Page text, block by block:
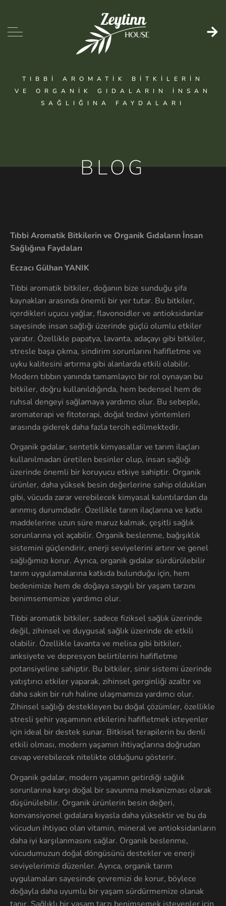
TIBBI AROMATIK BITKILERIN
VE ORGANIK GIDALARIN İNSAN
SAĞLIĞINA FAYDALARI
BLOG
Tıbbi Aromatik Bitkilerin ve Organik Gıdaların İnsan
Sağlığına Faydaları
Eczacı Gülhan YANIK
Tıbbi aromatik bitkiler, doğanın bize sunduğu şifa
kaynakları arasında önemli bir yer tutar. Bu bitkiler,
içerdikleri uçucu yağlar, flavonoidler ve antioksidanlar
sayesinde insan sağlığı üzerinde güçlü olumlu etkiler
yaratır. Özellikle papatya, lavanta, adaçayı gibi bitkiler,
stresle başa çıkma, sindirim sorunlarını hafifletme ve
uyku kalitesini artırma gibi alanlarda etkili olabilir.
Modern tıbbın yanında tamamlayıcı bir rol oynayan bu
bitkiler, doğru kullanıldığında, hem bedensel hem de
ruhsal dengeyi sağlamaya yardımcı olur. Bu sebeple,
aromaterapi ve fitoterapi, doğal tedavi yöntemleri
arasında giderek daha fazla tercih edilmektedir.
Organik gıdalar, sentetik kimyasallar ve tarım ilaçları
kullanılmadan üretilen besinler olup, insan sağlığı
üzerinde önemli bir koruyucu etkiye sahiptir. Organik
ürünler, daha yüksek besin değerlerine sahip oldukları
gibi, vücuda zarar verebilecek kimyasal kalıntılardan da
arınmış durumdadır. Özellikle tarım ilaçlarına ve katkı
maddelerine uzun süre maruz kalmak, çeşitli sağlık
sorunlarına yol açabilir. Organik beslenme, bağışıklık
sistemini güçlendirir, enerji seviyelerini artırır ve genel
sağlığımızı korur. Ayrıca, organik gıdalar sürdürülebilir
tarım uygulamalarına katkıda bulunduğu için, hem
bedenimize hem de doğaya saygılı bir yaşam tarzını
benimsememize yardımcı olur.
Tıbbi aromatik bitkiler, sadece fiziksel sağlık üzerinde
değil, zihinsel ve duygusal sağlık üzerinde de etkili
olabilir. Özellikle lavanta ve melisa gibi bitkiler,
anksiyete ve depresyon belirtilerini hafifletme
potansiyeline sahiptir. Bu bitkiler, sinir sistemi üzerinde
yatıştırıcı etkiler yaparak, zihinsel gerginliği azaltır ve
daha sakin bir ruh haline ulaşmamıza yardımcı olur.
Zihinsel sağlığı destekleyen bu doğal çözümler, özellikle
stresli şehir yaşamının etkilerini hafifletmek isteyenler
için ideal bir destek sunar. Bitkisel terapilerin bu denli
etkili olması, modern yaşamın ihtiyaçlarına doğrudan
cevap verebilecek nitelikte olduğunu gösterir.
Organik gıdalar, modern yaşamın getirdiği sağlık
sorunlarına karşı doğal bir savunma mekanizması olarak
düşünülebilir. Organik ürünlerin besin değeri,
konvansiyonel gıdalara kıyasla daha yüksektir ve bu da
vücudun ihtiyacı olan vitamin, mineral ve antioksidanların
daha iyi karşılanmasını sağlar. Organik beslenme,
vücudumuzun doğal döngüsünü destekler ve enerji
seviyelerimizi düzenler. Ayrıca, organik tarım
uygulamaları sayesinde çevremizi de korur, böylece
doğayla daha uyumlu bir yaşam sürdürmemize olanak